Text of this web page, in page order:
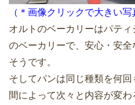
（＊画像クリックで大きい写
オルトのベーカリーはパテ
のベーカリーで、安心・安
そうです。
そしてパンは同じ種類を何
間によって次々と内容が変